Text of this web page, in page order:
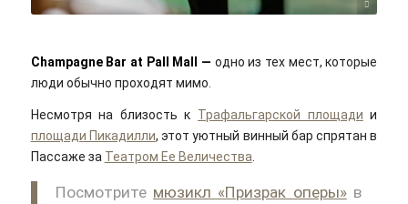
Champagne Bar at Pall Mall — одно из тех мест, которые
люди обычно проходят мимо.
Несмотря на близость к Трафальгарской площади и
площади Пикадилли, этот уютный винный бар спрятан в
Пассаже за Театром Ее Величества
Посмотрите мюзикл «Призрак оперы»в